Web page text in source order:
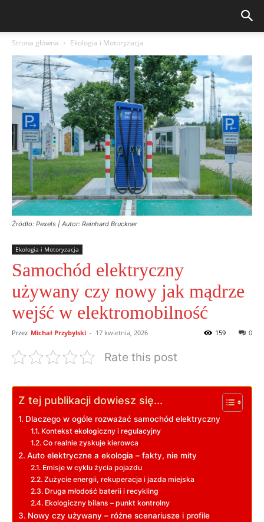
Strona główna Ekologia i Motoryzacja
Źródło: Pexels | Autor: Reinhard Bruckner
Ekologia i Motoryzacja
Samochód elektryczny
używany czy nowy jak mądrze
wejść w elektromobilność
Przez Michał Przybylski - 17 kwietnia, 2026 0
159
Rate this post
Z tej publikacji dowiesz się...
Dlaczego w ogóle rozważać samochód elektryczny
Kontekst ekologiczny i regulacyjny
Co realnie zyskuje kierowca
Auto elektryczne a ekologia – fakty, nie mity
Emisje w cyklu życia pojazdu
Zużycie energii, rekuperacja i jazda miejska
Druga młodość baterii i recykling
Ekologiczny bilans – punkt kontrolny
Nowy czy używany – różne scenariusze i profile